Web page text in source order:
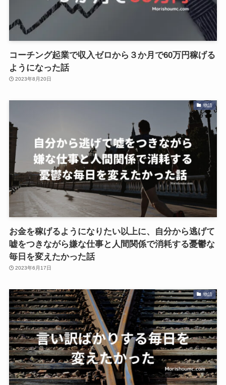
コーチング起業で収入ゼロから３か月で60万円稼げる
ようになった話
2023年8月20日
物語
お金を稼げるようになりたい以上に、自分から逃げて
嘘をつきながら嫌な仕事と人間関係で消耗する憂鬱な
毎日を変えたかった話
2023年6月17日
物語